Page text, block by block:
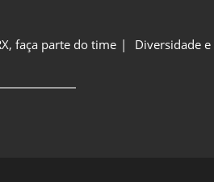
faça parte do time Diversidade e